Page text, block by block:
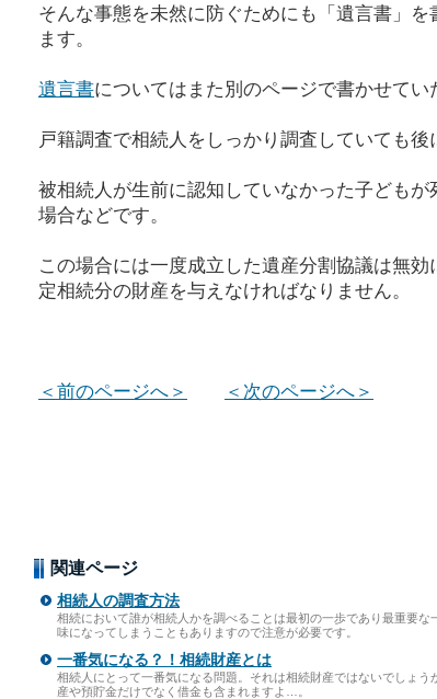
そんな事態を未然に防ぐためにも「遺言書」
ます。
遺言書についてはまた別のページで書かせてい
戸籍調査で相続人をしっかり調査していても後
被相続人が生前に認知していなかった子ども
場合などです。
この場合には一度成立した遺産分割協議は無
定相続分の財産を与えなければなりません。
＜前のページへ＞ ＜次のページへ＞
関連ページ
相続人の調査方法
相続において誰が相続人かを調べることは最初の一歩であり最重要
味になってしまうこともありますので注意が必要です。
一番気になる？！相続財産とは
相続人にとって一番気になる問題。それは相続財産ではないでしょ
産や預貯金だけでなく借金も含まれますよ…。